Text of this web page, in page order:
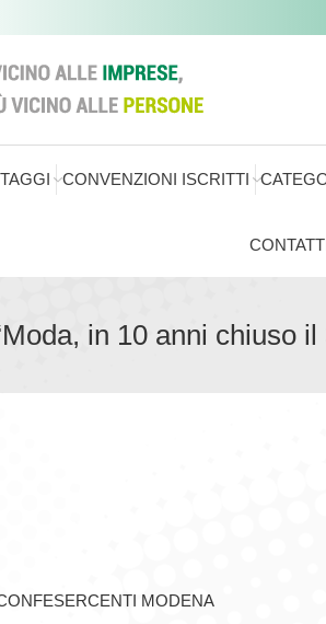
CONVENZIONI ISCRITTI
in 10 anni chiuso
MODENA